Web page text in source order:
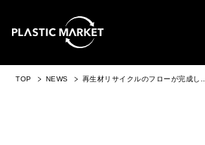
TOP NEWS 再生材リサイクルのフローが完成し...